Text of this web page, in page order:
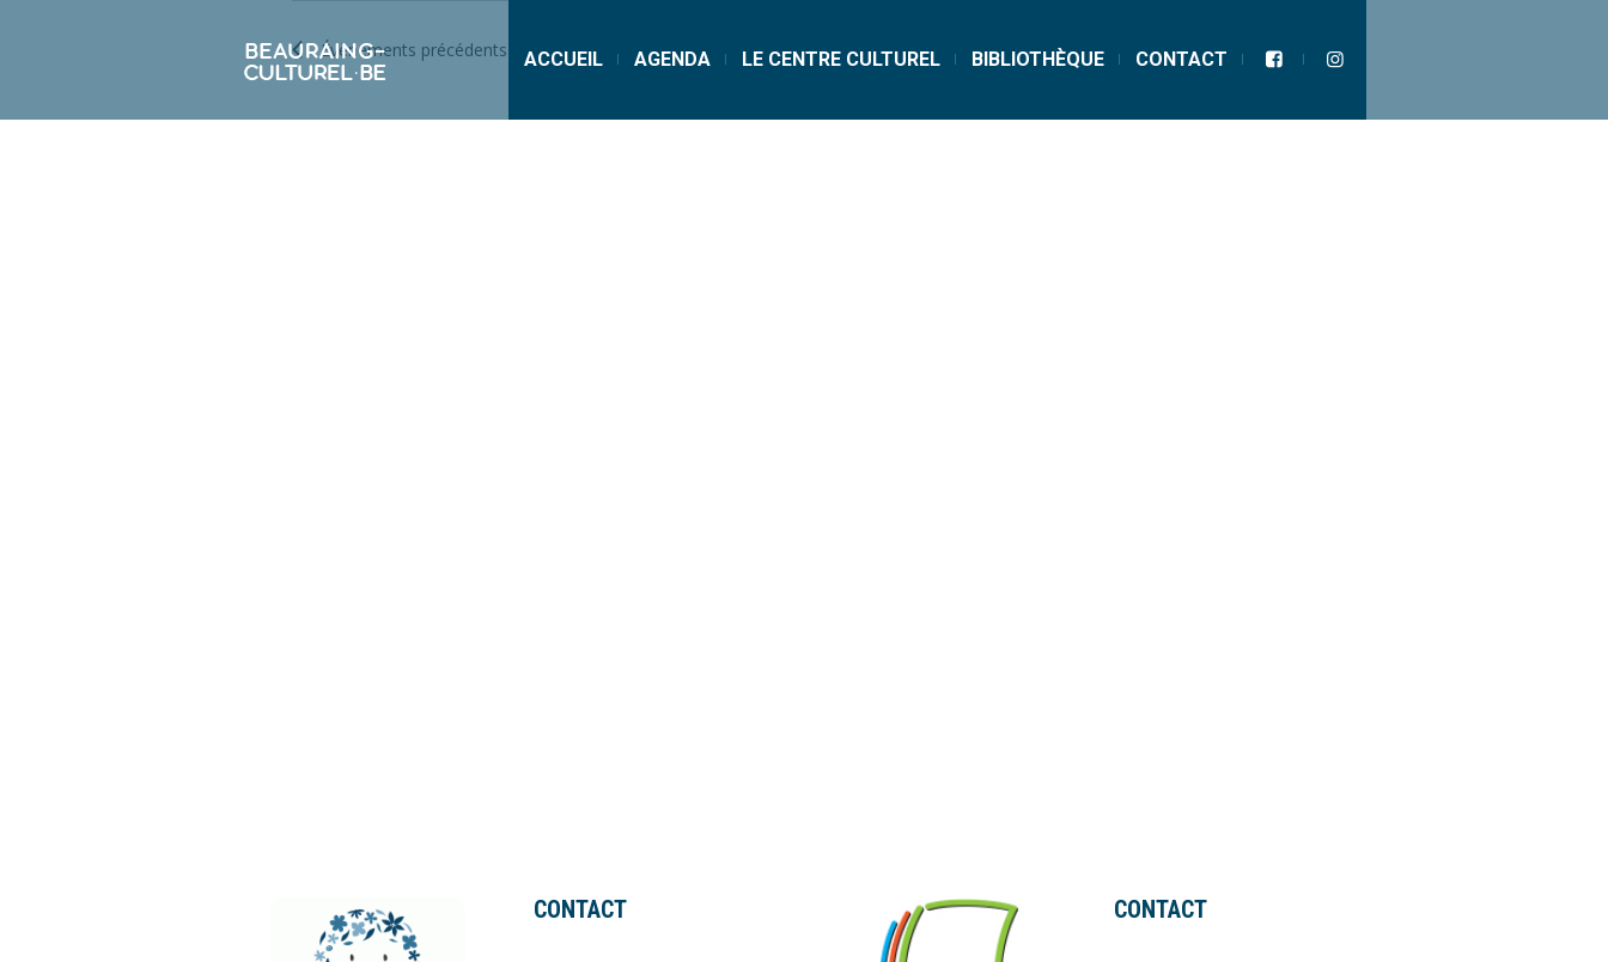
ACCUEIL AGENDA LE CENTRE CULTUREL BIBLIOTHÈQUE CONTACT
OF
EVENTS
IN
Évènements précédents ÉVÈNEMENTSSUIVANTS
CONTACT CONTACT